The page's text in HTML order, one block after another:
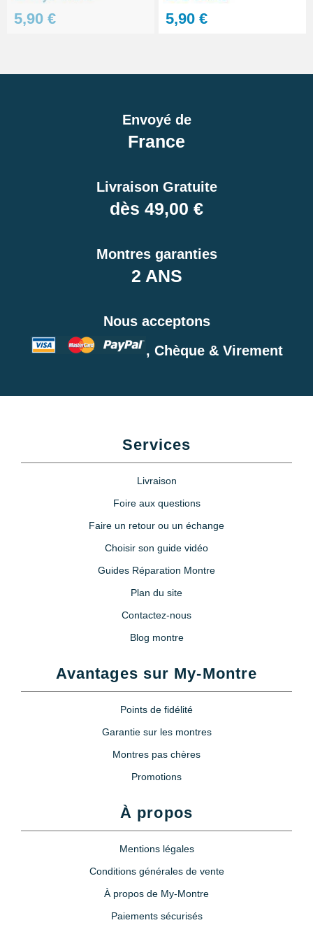
5,90 € 5,90 €
Envoyé de
France
Livraison Gratuite
dès 49,00 €
Montres garanties
2 ANS
Nous acceptons
, Chèque & Virement
Services
Livraison
Foire aux questions
Faire un retour ou un échange
Choisir son guide vidéo
Guides Réparation Montre
Plan du site
Contactez-nous
Blog montre
Avantages sur My-Montre
Points de fidélité
Garantie sur les montres
Montres pas chères
Promotions
À propos
Mentions légales
Conditions générales de vente
À propos de My-Montre
Paiements sécurisés